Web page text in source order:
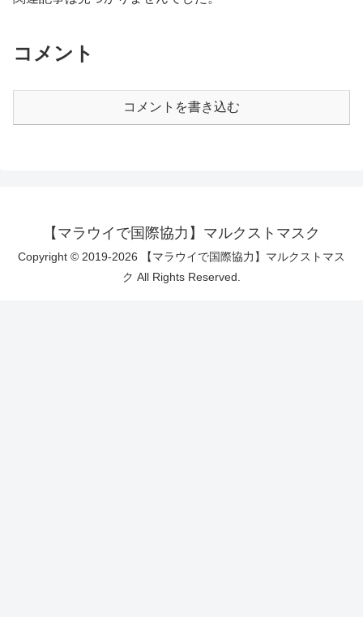
コメント
コメントを書き込む
【マラウイで国際協力】マルクストマスク
Copyright © 2019-2026 【マラウイで国際協力】マルクストマス
ク All Rights Reserved.